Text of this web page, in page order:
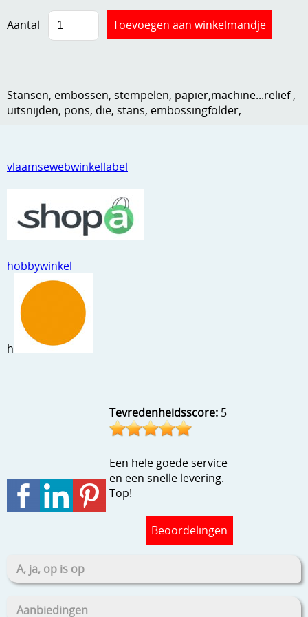
Kneedmateriaal
Knipvellen
Merken
Ribbelaar
Snijmaterialen
Speciaal papier
Stans machine en embossing machines
Stempels en zo
Template, mask, stencils, grids
vlaamsewebwinkellabel
hobbywinkel
h
Tevredenheidsscore: 5
Een hele goede service
en een snelle levering.
Top!
Beoordelingen
A, ja, op is op
Aanbiedingen
Aantal
Stansen, embossen, stempelen, papier,machine...reliëf ,
uitsnijden, pons, die, stans, embossingfolder,